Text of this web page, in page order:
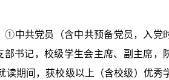
中共党员（含中共预备党员，入党
书记，校级学生会主席、副主席，
期间，获校级以上（含校级）优秀